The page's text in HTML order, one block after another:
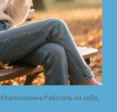
Работать на себя,